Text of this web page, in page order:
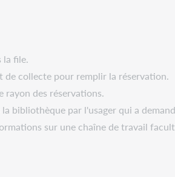
la file.
collecte pour remplir la réservation.
rayon des réservations.
bibliothèque par l'usager qui a
sur une chaîne de travail